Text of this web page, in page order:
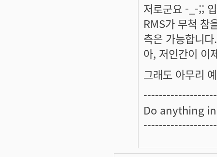
저로군요 -_-;;
RMS가 무척 참
측은 가능합니다.
아, 저인간이 이
그래도 아무리
Do anything